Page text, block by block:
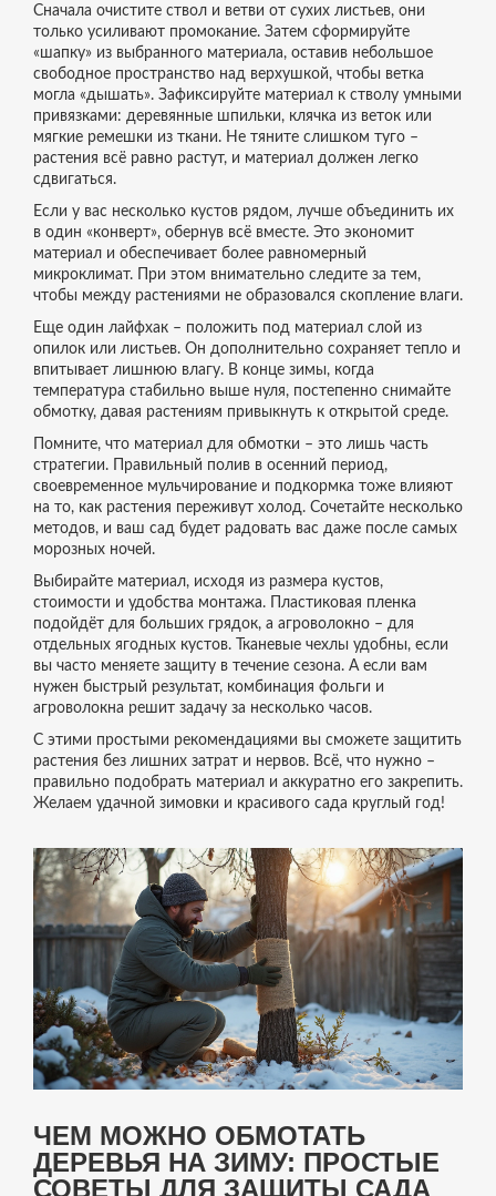
Сначала очистите ствол и ветви от сухих листьев, они
только усиливают промокание. Затем сформируйте
«шапку» из выбранного материала, оставив небольшое
свободное пространство над верхушкой, чтобы ветка
могла «дышать». Зафиксируйте материал к стволу умными
привязками: деревянные шпильки, клячка из веток или
мягкие ремешки из ткани. Не тяните слишком туго –
растения всё равно растут, и материал должен легко
сдвигаться.
Если у вас несколько кустов рядом, лучше объединить их
в один «конверт», обернув всё вместе. Это экономит
материал и обеспечивает более равномерный
микроклимат. При этом внимательно следите за тем,
чтобы между растениями не образовался скопление влаги.
Еще один лайфхак – положить под материал слой из
опилок или листьев. Он дополнительно сохраняет тепло и
впитывает лишнюю влагу. В конце зимы, когда
температура стабильно выше нуля, постепенно снимайте
обмотку, давая растениям привыкнуть к открытой среде.
Помните, что материал для обмотки – это лишь часть
стратегии. Правильный полив в осенний период,
своевременное мульчирование и подкормка тоже влияют
на то, как растения переживут холод. Сочетайте несколько
методов, и ваш сад будет радовать вас даже после самых
морозных ночей.
Выбирайте материал, исходя из размера кустов,
стоимости и удобства монтажа. Пластиковая пленка
подойдёт для больших грядок, а агроволокно – для
отдельных ягодных кустов. Тканевые чехлы удобны, если
вы часто меняете защиту в течение сезона. А если вам
нужен быстрый результат, комбинация фольги и
агроволокна решит задачу за несколько часов.
С этими простыми рекомендациями вы сможете защитить
растения без лишних затрат и нервов. Всё, что нужно –
правильно подобрать материал и аккуратно его закрепить.
Желаем удачной зимовки и красивого сада круглый год!
ЧЕМ МОЖНО ОБМОТАТЬ
ДЕРЕВЬЯ НА ЗИМУ: ПРОСТЫЕ
СОВЕТЫ ДЛЯ ЗАЩИТЫ САДА